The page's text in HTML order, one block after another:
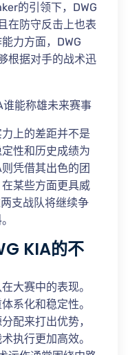
的引领下，DWG
在防守反击上也表
力方面，DWG
根据对手的战术迅
上的差距并不是
性和历史成绩为
凭借其出色的团
某些方面更具威
支战队将继续争
KIA的不
大赛中的表现。
系化和稳定性。
配来打出优势，
执行更加高效。